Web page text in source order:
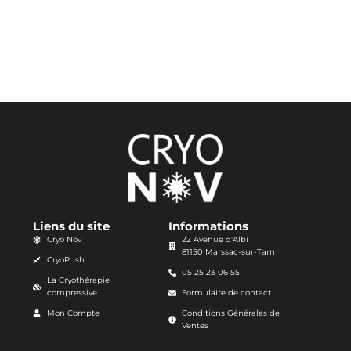
Liens du site
Cryo Nov
CryoPush
La Cryothérapie
compressive
Mon Compte
Informations
22 Avenue d'Albi
81150 Marssac-sur-Tarn
05 25 23 06 55
Formulaire de contact
Conditions Générales de
Ventes